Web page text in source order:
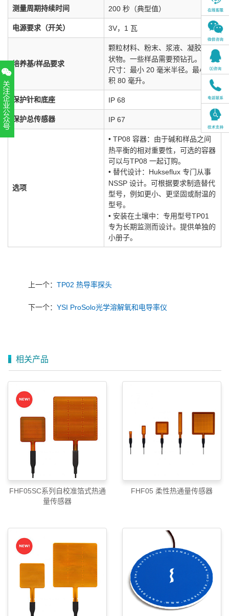
测量周期持续时间 200 秒（典型值）
电源要求（开关） 3V，1 瓦
培养基/样品要求
颗粒材料、粉末、浆液、凝胶、糊
状物。一些样品需要预钻孔。样品
尺寸：最小 20 毫米半径。最小体
积 80 毫升。
保护针和底座 IP 68
保护总传感器 IP 67
选项
• TP08 容器：由于碱和样品之间
热平衡的相对重要性，可选的容器
可以与TP08 一起订购。
• 替代设计：Hukseflux 专门从事
NSSP 设计。可根据要求制造替代
型号，例如更小、更坚固或耐温的
型号。
• 安装在土壤中：专用型号TP01
专为长期监测而设计。提供单独的
小册子。
上一个： TP02 热导率探头
下一个： YSI ProSolo光学溶解氧和电导率仪
相关产品
FHF05SC系列自校准箔式热通
量传感器
FHF05 柔性热通量传感器
扫一扫，关注官方账号